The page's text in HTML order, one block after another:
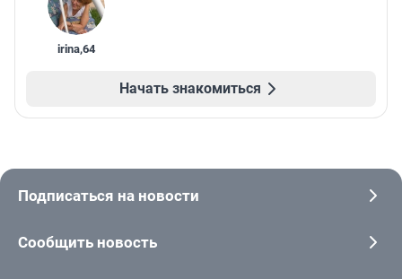
irina,64
Начать знакомиться
Подписаться на новости
Сообщить новость